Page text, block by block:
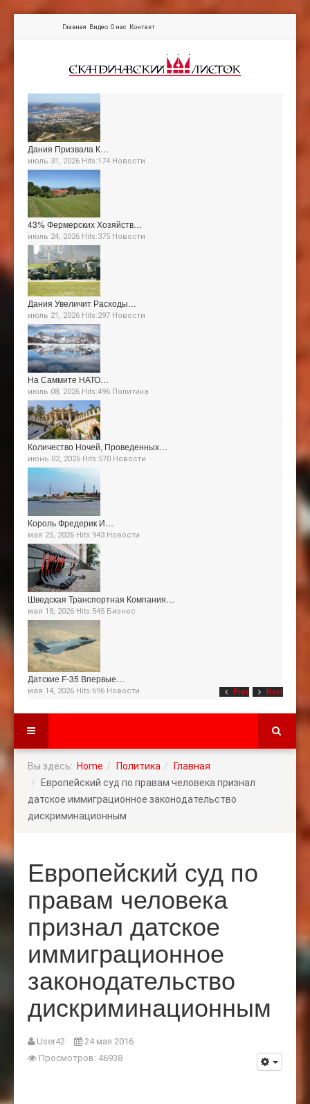
Главная Видео О нас Контакт
Prev Next
Дания Призвала К…
июль 31, 2026 Hits:174 Новости
43% Фермерских Хозяйств…
июль 24, 2026 Hits:375 Новости
Дания Увеличит Расходы…
июль 21, 2026 Hits:297 Новости
На Саммите НАТО…
июль 08, 2026 Hits:496 Политика
Количество Ночей, Проведенных…
июнь 02, 2026 Hits:570 Новости
Король Фредерик И…
мая 25, 2026 Hits:943 Новости
Шведская Транспортная Компания…
мая 18, 2026 Hits:545 Бизнес
Датские F-35 Впервые…
мая 14, 2026 Hits:696 Новости
Вы здесь: Home Политика
Главная
Европейский суд по правам человека признал
датское иммиграционное законодательство
дискриминационным
Европейский суд по
правам человека
признал датское
иммиграционное
законодательство
дискриминационным
User42
24 мая 2016
Просмотров: 46938